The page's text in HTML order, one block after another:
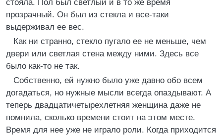
стояла. Пол был светлый и в то же время
прозрачный. Он был из стекла и все-таки
выдерживал ее вес.
Как ни странно, стекло пугало ее не меньше, чем
двери или светлая стена между ними. Здесь все
было как-то не так.
Собственно, ей нужно было уже давно обо всем
догадаться, но нужные мысли всегда опаздывают. А
теперь двадцатичетырехлетняя женщина даже не
помнила, сколько времени стоит на этом месте.
Время для нее уже не играло роли. Когда приходится